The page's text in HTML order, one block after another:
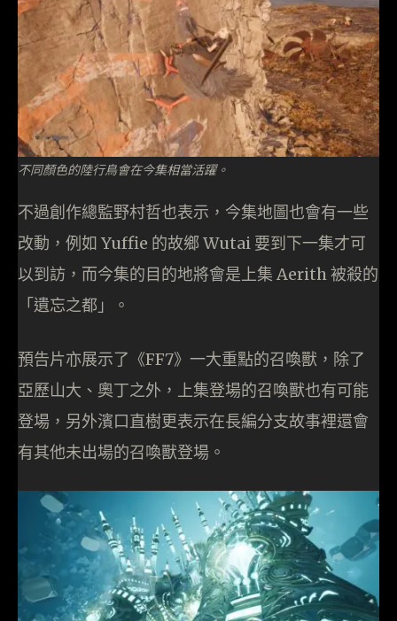
不同顏色的陸行鳥會在今集相當活躍。
不過創作總監野村哲也表示，今集地圖也會有一些
改動，例如 Yuffie 的故鄉 Wutai 要到下一集才可
以到訪，而今集的目的地將會是上集 Aerith 被殺的
「遺忘之都」。
預告片亦展示了《FF7》一大重點的召喚獸，除了
亞歷山大、奧丁之外，上集登場的召喚獸也有可能
登場，另外濱口直樹更表示在長編分支故事裡還會
有其他未出場的召喚獸登場。